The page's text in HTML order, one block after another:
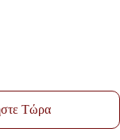
Τώρα